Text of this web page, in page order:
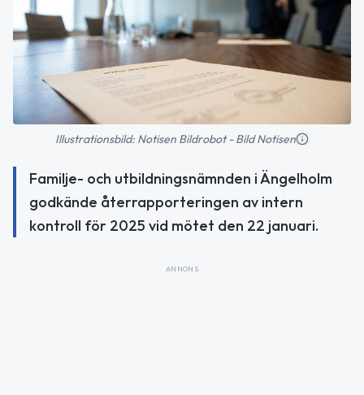
Illustrationsbild: Notisen Bildrobot - Bild Notisen
Familje- och utbildningsnämnden i Ängelholm
godkände återrapporteringen av intern
kontroll för 2025 vid mötet den 22 januari.
ANNONS